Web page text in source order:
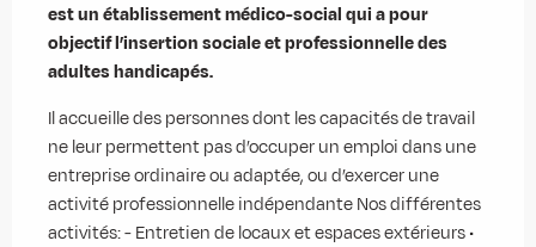
est un établissement médico-social qui a pour
objectif l’insertion sociale et professionnelle des
adultes handicapés.
Il accueille des personnes dont les capacités de travail
ne leur permettent pas d’occuper un emploi dans une
entreprise ordinaire ou adaptée, ou d’exercer une
activité professionnelle indépendante Nos différentes
activités: - Entretien de locaux et espaces extérieurs •